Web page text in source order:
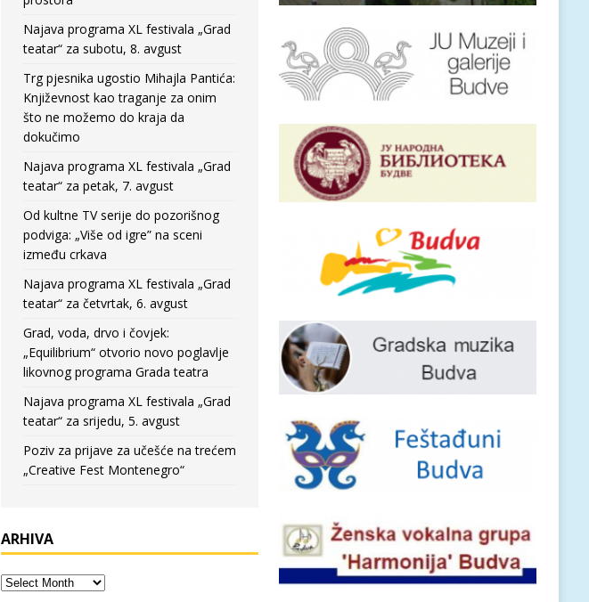
Najava programa XL festivala „Grad
teatar“ za subotu, 8. avgust
Trg pjesnika ugostio Mihajla Pantića:
Književnost kao traganje za onim
što ne možemo do kraja da
dokučimo
Najava programa XL festivala „Grad
teatar“ za petak, 7. avgust
Od kultne TV serije do pozorišnog
podviga: „Više od igre” na sceni
između crkava
Najava programa XL festivala „Grad
teatar“ za četvrtak, 6. avgust
Grad, voda, drvo i čovjek:
„Equilibrium“ otvorio novo poglavlje
likovnog programa Grada teatra
Najava programa XL festivala „Grad
teatar“ za srijedu, 5. avgust
Poziv za prijave za učešće na trećem
„Creative Fest Montenegro“
ARHIVA